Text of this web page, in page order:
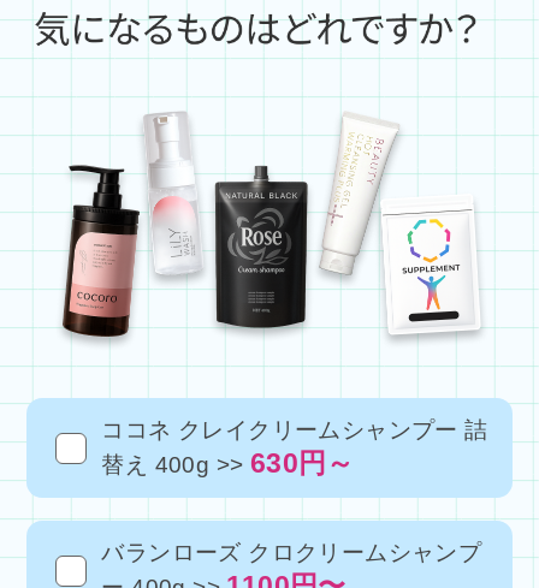
ココネ クレイクリームシャンプー 詰
替え 400g >> 630円～
バランローズ クロクリームシャンプ